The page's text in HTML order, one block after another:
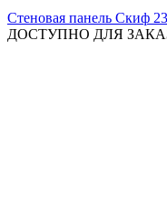
Стеновая панель Скиф
ДОСТУПНО ДЛЯ